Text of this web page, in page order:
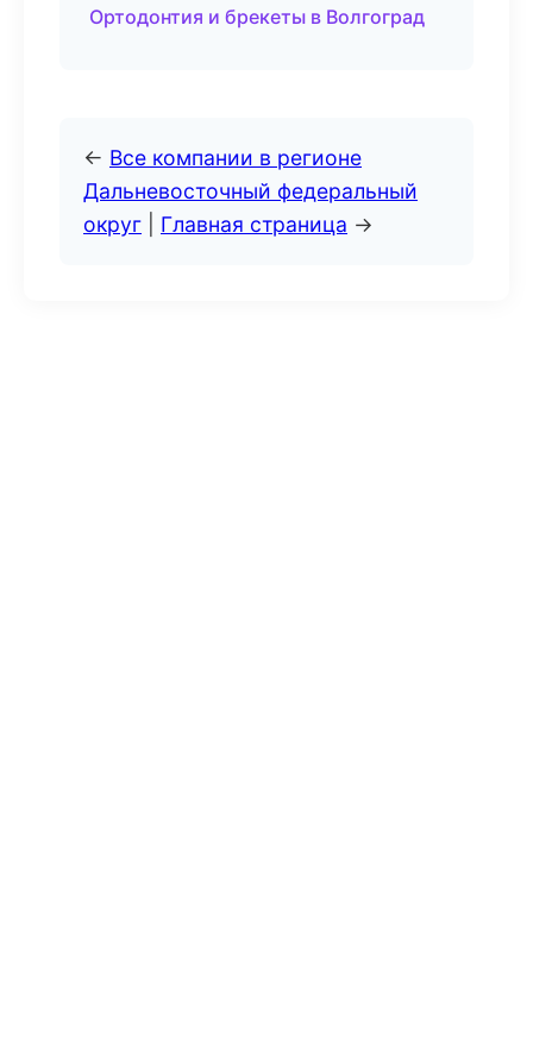
Ортодонтия и брекеты в Волгоград
← Все компании в регионе
Дальневосточный федеральный
округ
Главная страница →